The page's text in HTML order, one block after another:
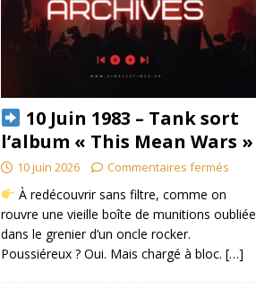
10 Juin 1983 – Tank sort
l’album « This Mean Wars »
10 juin 2026 Commentaires fermés
À redécouvrir sans filtre, comme on
rouvre une vieille boîte de munitions oubliée
dans le grenier d’un oncle rocker.
Poussiéreux ? Oui. Mais chargé à bloc. […]